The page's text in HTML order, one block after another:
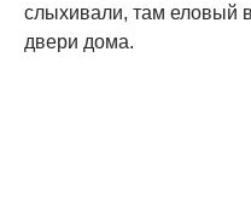
слыхивали, там еловый
двери дома.